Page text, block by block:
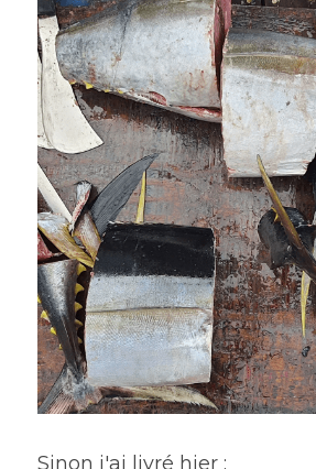
Sinon j'ai livré hier :